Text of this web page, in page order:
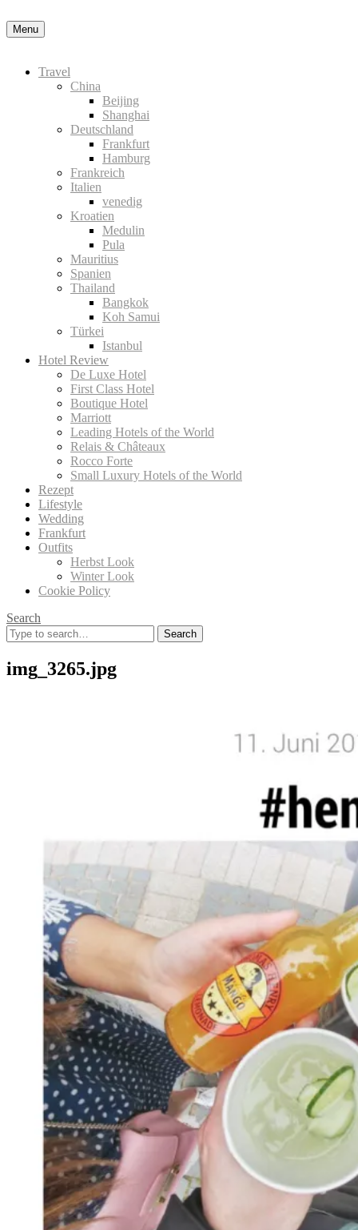
Menu
Travel
China
Beijing
Shanghai
Deutschland
Frankfurt
Hamburg
Frankreich
Italien
venedig
Kroatien
Medulin
Pula
Mauritius
Spanien
Thailand
Bangkok
Koh Samui
Türkei
Istanbul
Hotel Review
De Luxe Hotel
First Class Hotel
Boutique Hotel
Marriott
Leading Hotels of the World
Relais & Châteaux
Rocco Forte
Small Luxury Hotels of the World
Rezept
Lifestyle
Wedding
Frankfurt
Outfits
Herbst Look
Winter Look
Cookie Policy
Search
Search
for:
img_3265.jpg
Datenschutzerklärung